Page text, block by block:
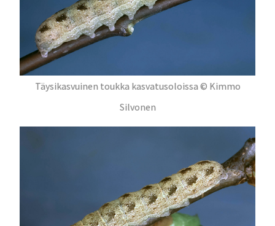
Täysikasvuinen toukka kasvatusoloissa © Kimmo
Silvonen